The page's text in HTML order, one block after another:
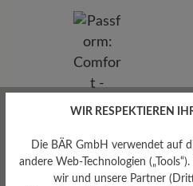
WIR RESPEKTIEREN
Die BÄR GmbH verwendet auf
andere Web-Technologien
wir und unsere Partner